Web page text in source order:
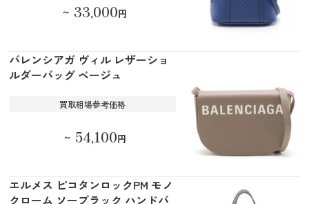
～ 33,000円
バレンシアガ ヴィル レザーショ
ルダーバッグ ベージュ
買取相場参考価格
～ 54,100円
エルメス ピコタンロックPM モノ
クローム ソーブラック ハンドバ